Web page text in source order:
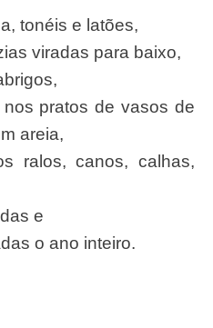
tonéis e latões,
viradas para baixo,
pratos de vasos de
areia,
ralos, canos, calhas,
e
o ano inteiro.